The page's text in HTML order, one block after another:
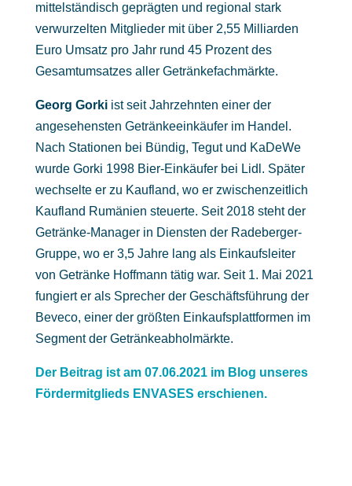
mittelständisch geprägten und regional stark
verwurzelten Mitglieder mit über 2,55 Milliarden
Euro Umsatz pro Jahr rund 45 Prozent des
Gesamtumsatzes aller Getränkefachmärkte.
Georg Gorkiist seit Jahrzehnten einer der
angesehensten Getränkeeinkäufer im Handel.
Nach Stationen bei Bündig, Tegut und KaDeWe
wurde Gorki 1998 Bier-Einkäufer bei Lidl. Später
wechselte er zu Kaufland, wo er zwischenzeitlich
Kaufland Rumänien steuerte. Seit 2018 steht der
Getränke-Manager in Diensten der Radeberger-
Gruppe, wo er 3,5 Jahre lang als Einkaufsleiter
von Getränke Hoffmann tätig war. Seit 1. Mai 2021
fungiert er als Sprecher der Geschäftsführung der
Beveco, einer der größten Einkaufsplattformen im
Segment der Getränkeabholmärkte.
Der Beitrag ist am 07.06.2021 im Blog unseres
Fördermitglieds ENVASES erschienen.